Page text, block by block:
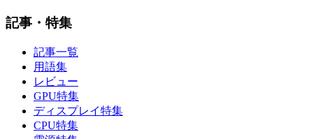
記事・特集
記事一覧
用語集
レビュー
GPU特集
ディスプレイ特集
CPU特集